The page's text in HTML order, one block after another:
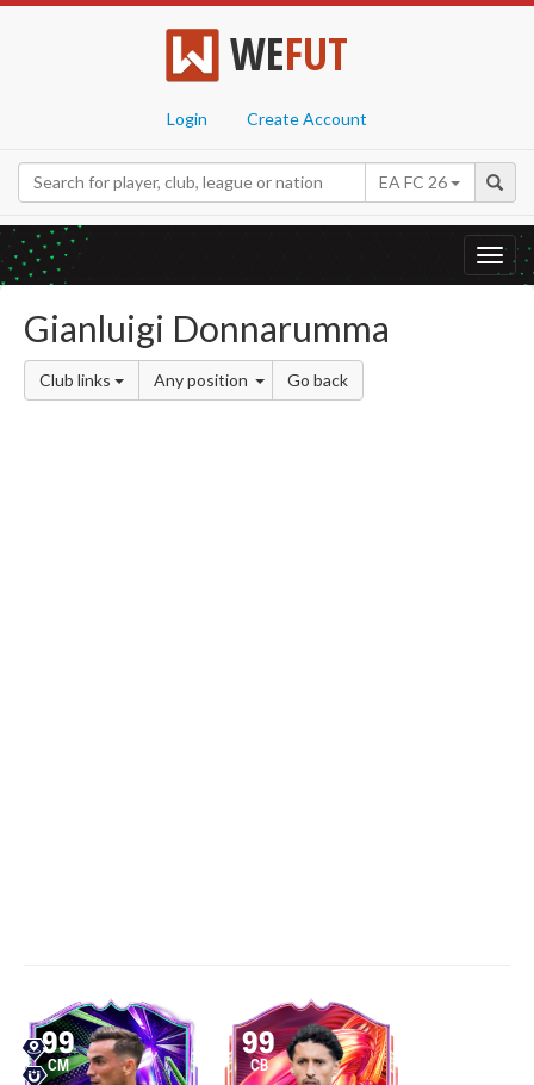
WEFUT
Login Create Account
EA FC 26
Gianluigi Donnarumma
Club links Any position Go back
99
CM
99
CB